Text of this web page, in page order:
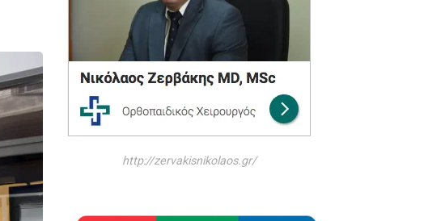
http://zervakisnikolaos.gr/